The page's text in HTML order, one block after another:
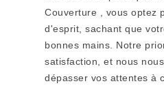
Couverture , vous optez
d'esprit, sachant que
bonnes mains. Notre
satisfaction, et nous
dépasser vos attentes à